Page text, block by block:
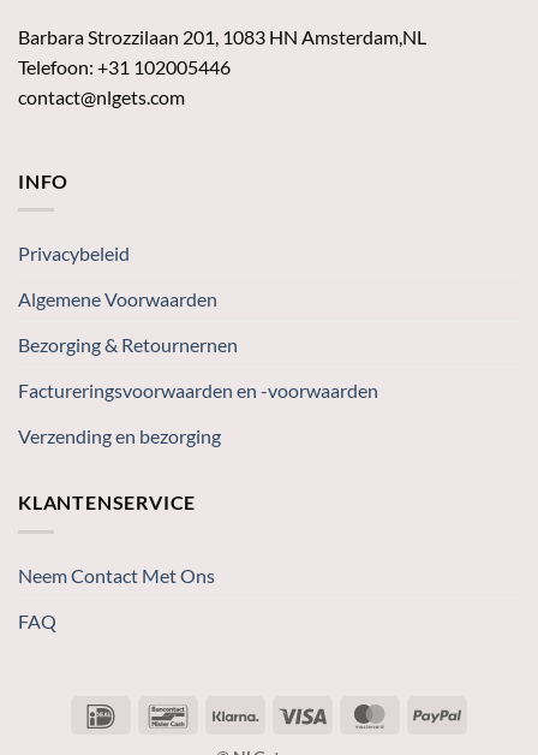
Barbara Strozzilaan 201, 1083 HN Amsterdam,NL
Telefoon: +31 102005446
contact@nlgets.com
INFO
Privacybeleid
Algemene Voorwaarden
Bezorging & Retournernen
Factureringsvoorwaarden en -voorwaarden
Verzending en bezorging
KLANTENSERVICE
Neem Contact Met Ons
FAQ
IDeal BancontactKlarna Visa MasterCardPayPal